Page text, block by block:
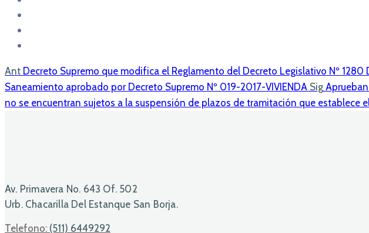
Ant Decreto Supremo que modifica el Reglamento del Decreto Legislativo Nº
Saneamiento aprobado por Decreto Supremo Nº 019-2017-VIVIENDA Sig
no se encuentran sujetos a la suspensión de plazos de tramitación que establece
Av. Primavera No. 643 Of. 502
Urb. Chacarilla Del Estanque San Borja.
Telefono: (511) 6449292